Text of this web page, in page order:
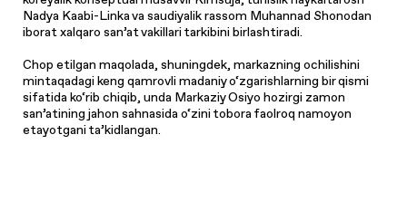
Nadya Kaabi-Linka va saudiyalik rassom Muhannad Shonodan
iborat xalqaro san’at vakillari tarkibini birlashtiradi.
Chop etilgan maqolada, shuningdek, markazning ochilishini
mintaqadagi keng qamrovli madaniy o‘zgarishlarning bir qismi
sifatida ko‘rib chiqib, unda Markaziy Osiyo hozirgi zamon
san’atining jahon sahnasida o‘zini tobora faolroq namoyon
etayotgani ta’kidlangan.